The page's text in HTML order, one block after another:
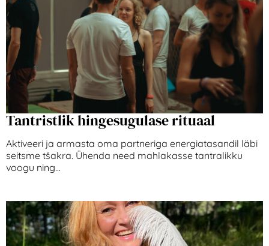
Tantristlik hingesugulase rituaal
Aktiveeri ja armasta oma partneriga energiatasandil läbi
seitsme tšakra. Ühenda need mahlakasse tantralikku
voogu ning...